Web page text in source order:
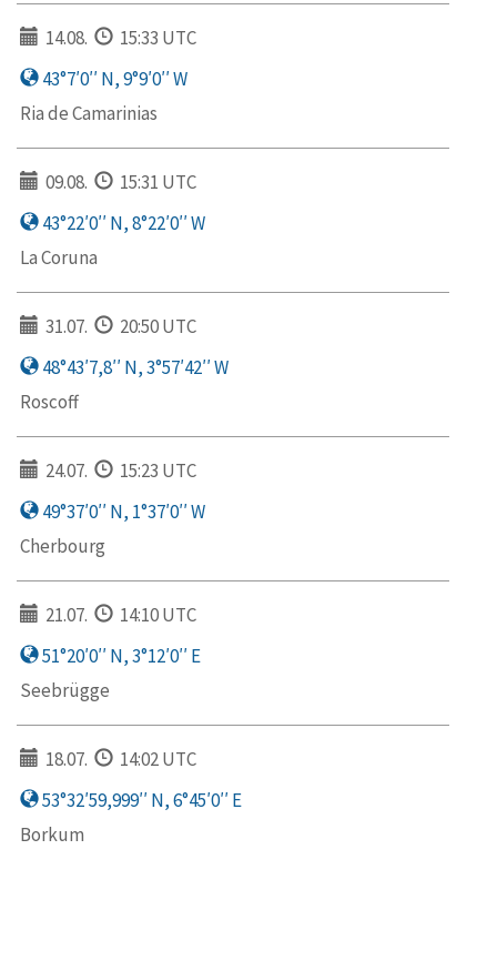
14.08.
15:33 UTC
43°7′0′′ N, 9°9′0′′ W
Ria de Camarinias
09.08.
15:31 UTC
43°22′0′′ N, 8°22′0′′ W
La Coruna
31.07.
20:50 UTC
48°43′7,8′′ N, 3°57′42′′ W
Roscoff
24.07.
15:23 UTC
49°37′0′′ N, 1°37′0′′ W
Cherbourg
21.07.
14:10 UTC
51°20′0′′ N, 3°12′0′′ E
Seebrügge
18.07.
14:02 UTC
53°32′59,999′′ N, 6°45′0′′ E
Borkum